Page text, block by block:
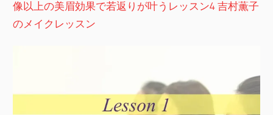
像以上の美眉効果で若返りが叶うレッスン4 吉村薫子
のメイクレッスン